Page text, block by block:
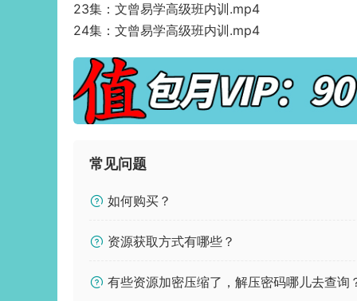
23集：文曾易学高级班内训.mp4
24集：文曾易学高级班内训.mp4
常见问题
如何购买？
资源获取方式有哪些？
有些资源加密压缩了，解压密码哪儿去查询